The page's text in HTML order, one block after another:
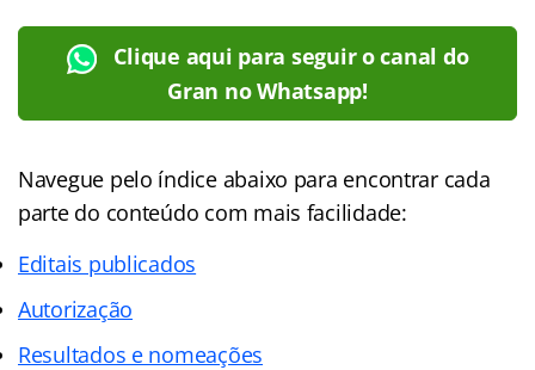
Clique aqui para seguir o canal do
Gran no Whatsapp!
Navegue pelo índice abaixo para encontrar cada
parte do conteúdo com mais facilidade:
Editais publicados
Autorização
Resultados e nomeações